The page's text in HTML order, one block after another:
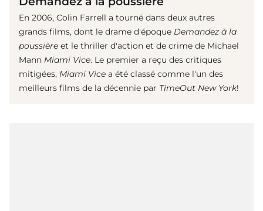
En 2006, Colin Farrell a tourné dans deux autres
grands films, dont le drame d'époque Demandez à la
poussière et le thriller d'action et de crime de Michael
Mann Miami Vice. Le premier a reçu des critiques
mitigées, Miami Vice a été classé comme l'un des
meilleurs films de la décennie par TimeOut New York!